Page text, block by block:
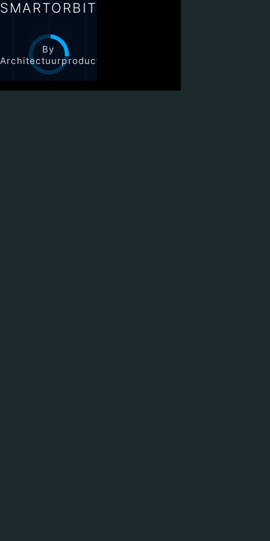
SMARTORBIT
By
Architectuurproducties